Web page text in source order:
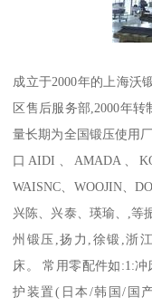
成立于2000年的上海沃
区售后服务部,2000年
量长期为全国锻压使用
口AIDI、AMADA、
WAISNC、WOOJIN、
兴陈、兴泰、瑛瑜、,等
州锻压,扬力,徐锻,浙
床。 常用零配件如:1:
护装置(日本/韩国/国